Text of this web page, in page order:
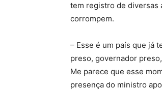
tem registro de diversas
corrompem.
– Esse é um país que já
preso, governador
Me parece que esse
presença do ministro